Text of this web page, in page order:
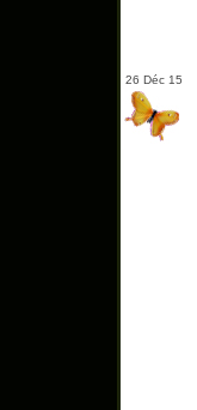
26 Déc 15